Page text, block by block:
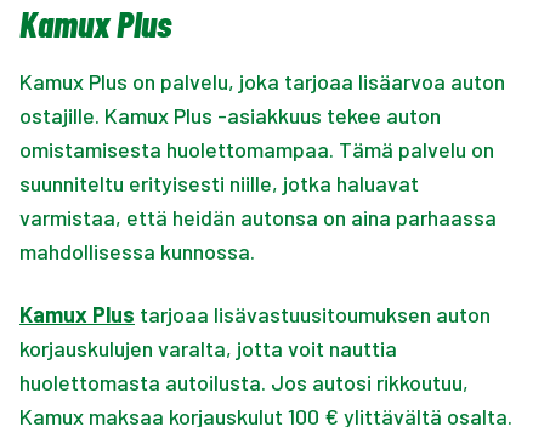
Kamux Plus
Kamux Plus on palvelu, joka tarjoaa lisäarvoa auton
ostajille. Kamux Plus -asiakkuus tekee auton
omistamisesta huolettomampaa. Tämä palvelu on
suunniteltu erityisesti niille, jotka haluavat
varmistaa, että heidän autonsa on aina parhaassa
mahdollisessa kunnossa.
Kamux Plus tarjoaa lisävastuusitoumuksen auton
korjauskulujen varalta, jotta voit nauttia
huolettomasta autoilusta. Jos autosi rikkoutuu,
Kamux maksaa korjauskulut 100 € ylittävältä osalta.